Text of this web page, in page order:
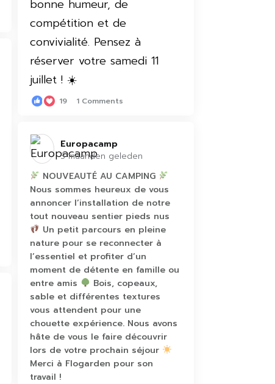
19 1 Comments
Europacamp️
3 maanden geleden
NOUVEAUTÉ AU CAMPING
Nous sommes heureux de vous
annoncer l’installation de notre
tout nouveau sentier pieds nus
Un petit parcours en pleine
nature pour se reconnecter à
l’essentiel et profiter d’un
moment de détente en famille ou
entre amis
Bois, copeaux,
sable et différentes textures
vous attendent pour une
chouette expérience. Nous avons
hâte de vous le faire découvrir
lors de votre prochain séjour
Merci à Flogarden pour son
travail !